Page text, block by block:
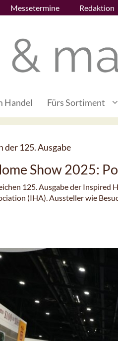
Messetermine Redaktion
Handel Fürs Sortiment
der 125. Ausgabe
Show 2025:
125. Ausgabe der
(IHA). Aussteller wie